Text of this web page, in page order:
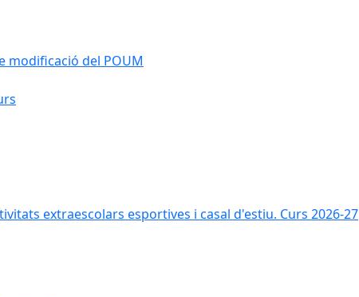
modificació del POUM
extraescolars esportives i casal d'estiu. Curs 2026-27